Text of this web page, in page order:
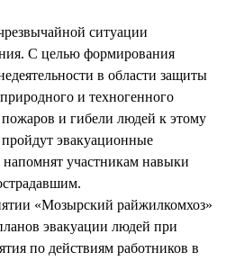
ситуации
С целью формирования
в области защиты
и техногенного
и гибели людей к этому
эвакуационные
участникам навыки
«Мозырский райжилкомхоз»
эвакуации людей при
по действиям работников в